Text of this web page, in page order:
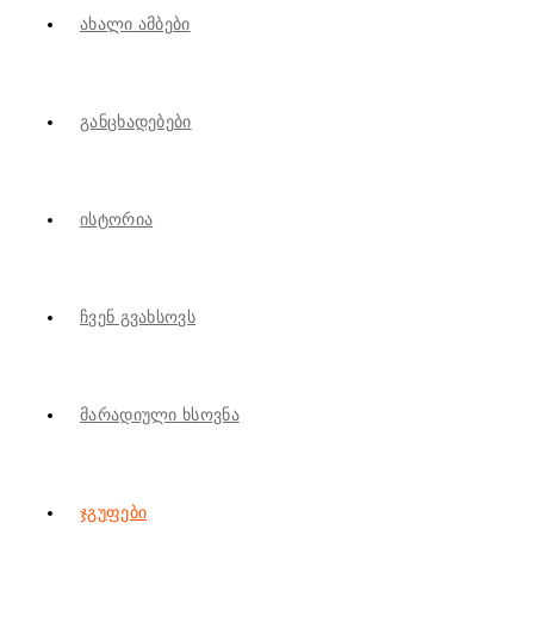
Ახალი Ამბები
Განცხადებები
Ისტორია
Ჩვენ Გვახსოვს
Მარადიული Ხსოვნა
Ჯგუფები